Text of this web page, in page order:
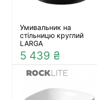
Умивальник на
стільницю круглий
LARGA
5 439 ₴